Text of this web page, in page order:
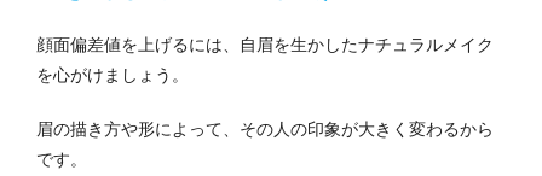
顔面偏差値を上げるには、自眉を生かしたナチュラルメイク
を心がけましょう。
眉の描き方や形によって、その人の印象が大きく変わるから
です。